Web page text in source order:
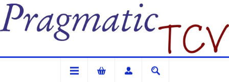
Pragmatic TCV